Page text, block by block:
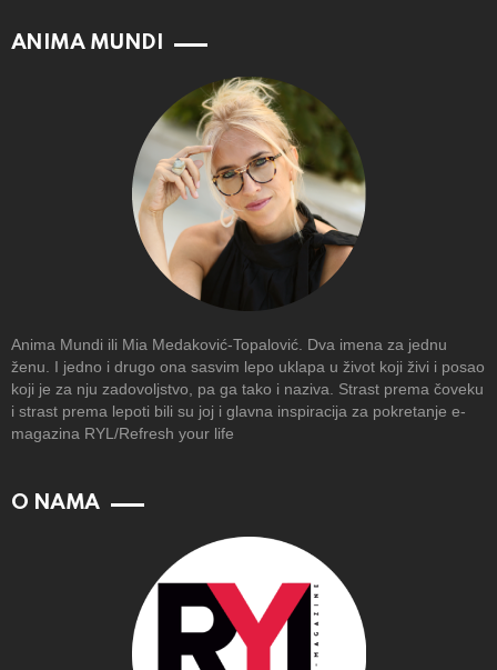
ANIMA MUNDI
Anima Mundi ili Mia Medaković-Topalović. Dva imena za jednu
ženu. I jedno i drugo ona sasvim lepo uklapa u život koji živi i posao
koji je za nju zadovoljstvo, pa ga tako i naziva. Strast prema čoveku
i strast prema lepoti bili su joj i glavna inspiracija za pokretanje e-
magazina RYL/Refresh your life
O NAMA